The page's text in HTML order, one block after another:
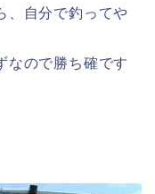
、自分で釣ってや
なので勝ち確です